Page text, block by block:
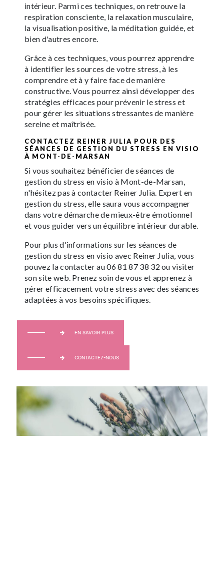
intérieur. Parmi ces techniques, on retrouve la
respiration consciente, la relaxation musculaire,
la visualisation positive, la méditation guidée, et
bien d'autres encore.
Grâce à ces techniques, vous pourrez apprendre
à identifier les sources de votre stress, à les
comprendre et à y faire face de manière
constructive. Vous pourrez ainsi développer des
stratégies efficaces pour prévenir le stress et
pour gérer les situations stressantes de manière
sereine et maîtrisée.
CONTACTEZ REINER JULIA POUR DES
SÉANCES DE GESTION DU STRESS EN VISIO
À MONT-DE-MARSAN
Si vous souhaitez bénéficier de séances de
gestion du stress en visio à Mont-de-Marsan,
n'hésitez pas à contacter Reiner Julia. Expert en
gestion du stress, elle saura vous accompagner
dans votre démarche de mieux-être émotionnel
et vous guider vers un équilibre intérieur durable.
Pour plus d'informations sur les séances de
gestion du stress en visio avec Reiner Julia, vous
pouvez la contacter au 06 81 87 38 32 ou visiter
son site web. Prenez soin de vous et apprenez à
gérer efficacement votre stress avec des séances
adaptées à vos besoins spécifiques.
EN SAVOIR PLUS
CONTACTEZ-NOUS